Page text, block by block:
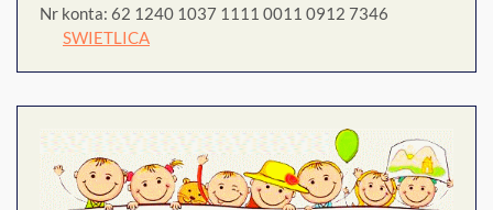
Nr konta: 62 1240 1037 1111 0011 0912 7346
SWIETLICA